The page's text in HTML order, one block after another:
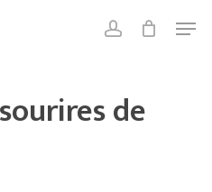
account
Close
de